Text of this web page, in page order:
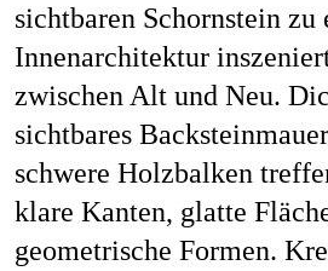
sichtbaren Schornstein zu
Innenarchitektur
zwischen Alt und Neu.
sichtbares
schwere Holzbalken
klare Kanten, glatte
geometrische Formen.